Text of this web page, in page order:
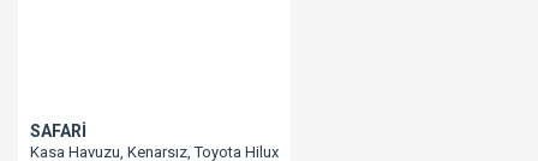
SAFARİ
Kasa Havuzu, Kenarsız, Toyota Hilux